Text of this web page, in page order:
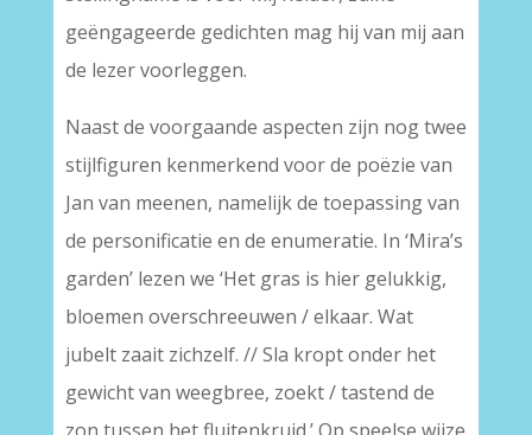
geëngageerde gedichten mag hij van mij aan
de lezer voorleggen.
Naast de voorgaande aspecten zijn nog twee
stijlfiguren kenmerkend voor de poëzie van
Jan van meenen, namelijk de toepassing van
de personificatie en de enumeratie. In ‘Mira’s
garden’ lezen we ‘Het gras is hier gelukkig,
bloemen overschreeuwen / elkaar. Wat
jubelt zaait zichzelf. // Sla kropt onder het
gewicht van weegbree, zoekt / tastend de